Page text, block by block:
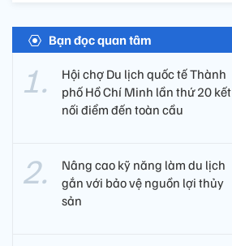
Bạn đọc quan tâm
Hội chợ Du lịch quốc tế Thành
phố Hồ Chí Minh lần thứ 20 kết
nối điểm đến toàn cầu
Nâng cao kỹ năng làm du lịch
gắn với bảo vệ nguồn lợi thủy
sản